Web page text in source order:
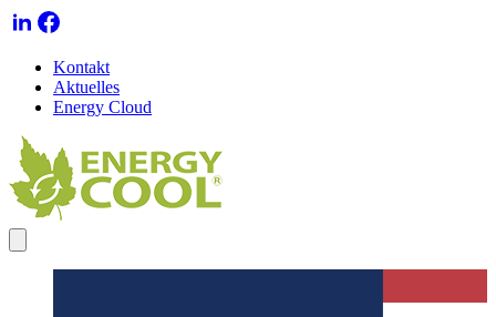
Kontakt
Aktuelles
Energy Cloud